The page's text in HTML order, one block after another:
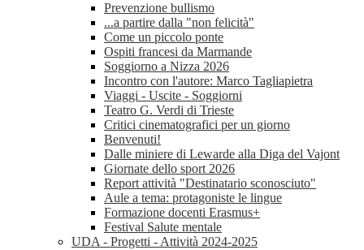
Prevenzione bullismo
...a partire dalla "non felicità"
Come un piccolo ponte
Ospiti francesi da Marmande
Soggiorno a Nizza 2026
Incontro con l'autore: Marco Tagliapietra
Viaggi - Uscite - Soggiorni
Teatro G. Verdi di Trieste
Critici cinematografici per un giorno
Benvenuti!
Dalle miniere di Lewarde alla Diga del Vajont
Giornate dello sport 2026
Report attività "Destinatario sconosciuto"
Aule a tema: protagoniste le lingue
Formazione docenti Erasmus+
Festival Salute mentale
UDA - Progetti - Attività 2024-2025